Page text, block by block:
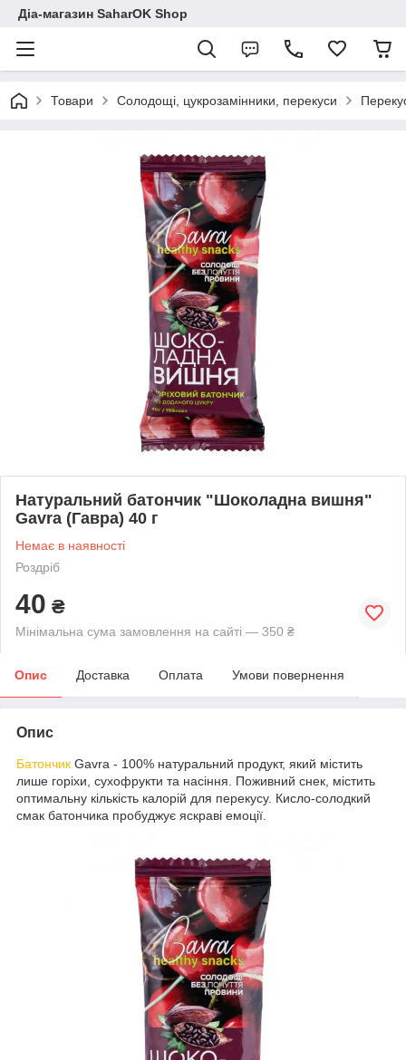
Діа-магазин SaharOK Shop
Товари Солодощі, цукрозамінники, перекуси
Натуральний батончик "Шоколадна вишня"
Gavra (Гавра) 40 г
Немає в наявності
Роздріб
40 ₴
Мінімальна сума замовлення на сайті — 350 ₴
Опис Доставка Оплата Умови повернення
Опис
Батончик Gavra - 100% натуральний продукт, який містить
лише горіхи, сухофрукти та насіння. Поживний снек, містить
оптимальну кількість калорій для перекусу. Кисло-солодкий
смак батончика пробуджує яскраві емоції.